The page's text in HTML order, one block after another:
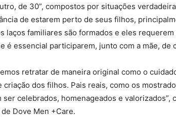
de 30”, compostos por situações
de estarem perto de seus filhos,
laços familiares são formados e eles requerem
é essencial participarem, junto com a mãe, de
retratar de maneira original como o
criação dos filhos. Pais reais, como os
celebrados, homenageados e valorizados”,
Dove Men +Care.